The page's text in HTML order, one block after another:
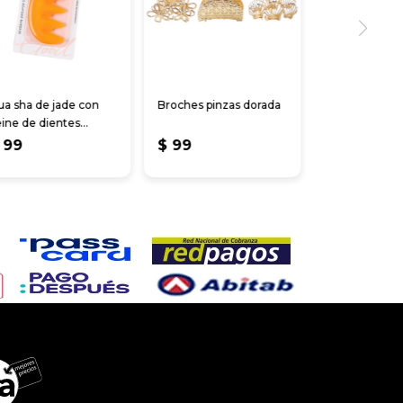
sha de jade con
de dientes
99
Broches pinzas dorada
$ 99